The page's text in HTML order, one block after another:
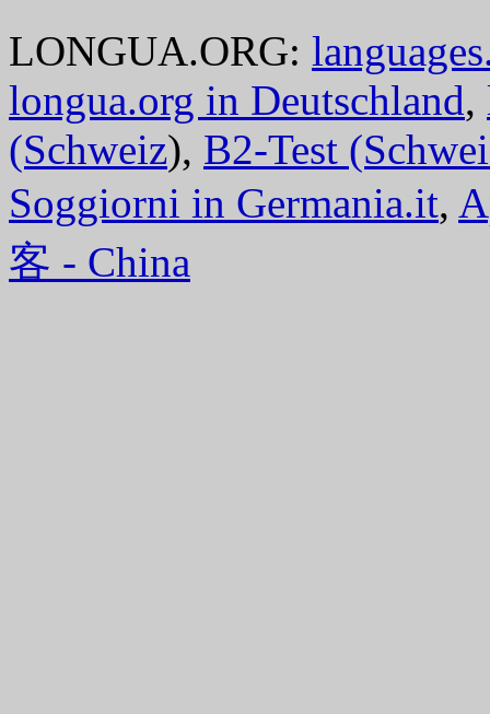
LONGUA.ORG:
longua.org in Deutschland,
(Schweiz), B2-Test
Soggiorni in Germania.it,
客 - China